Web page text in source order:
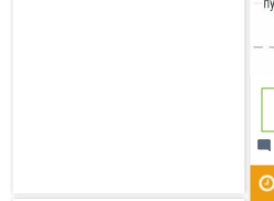
mode_comment